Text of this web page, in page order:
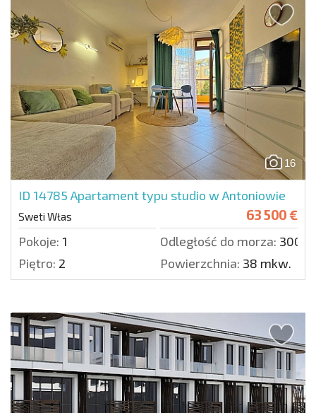
16
ID 14785 Apartament typu studio w Antoniowie
Sweti Włas 63 500 €
Pokoje: 1 Odległość do morza: 300
Piętro: 2 Powierzchnia: 38 mkw.